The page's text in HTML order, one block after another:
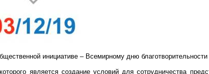
инициативе – Всемирному дню благотворительности
является создание условий для сотрудничества